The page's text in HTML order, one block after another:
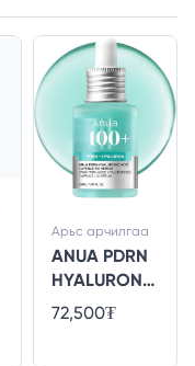
ANUA PDRN
HYALURONI
C ACID
CAPSULE 100
Арьс арчилгаа
72,500₮